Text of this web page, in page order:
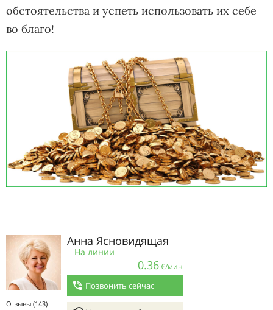
обстоятельства и успеть использовать их себе
во благо!